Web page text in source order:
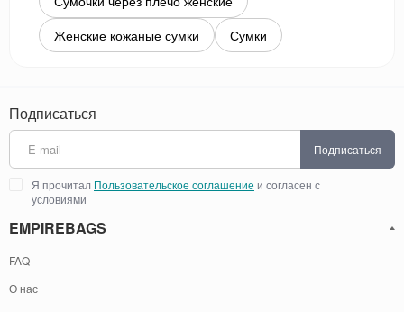
Женские кожаные сумки
Сумки
Подписаться
Подписаться
Я прочитал Пользовательское соглашение и согласен с
условиями
EMPIREBAGS
FAQ
О нас